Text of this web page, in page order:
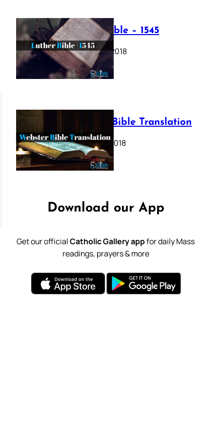
Luther Bible – 1545
October 17, 2018
Webster Bible Translation
October 11, 2018
Download our App
Get our officialCatholic Gallery appfor daily Mass
readings, prayers & more